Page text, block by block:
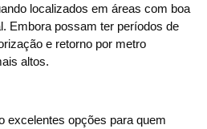
localizados em áreas com boa
Embora possam ter períodos de
e retorno por metro
altos.
excelentes opções para quem